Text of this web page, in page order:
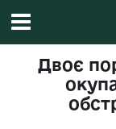
Двоє